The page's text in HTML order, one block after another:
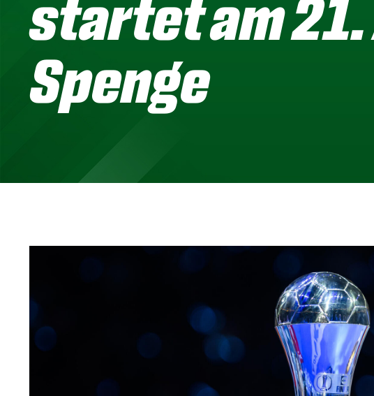
startet am
Spenge